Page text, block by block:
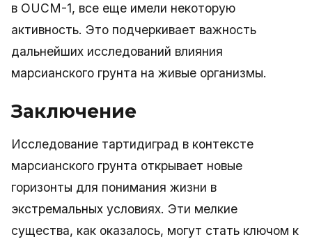
в OUCM-1, все еще имели некоторую
активность. Это подчеркивает важность
дальнейших исследований влияния
марсианского грунта на живые организмы.
Заключение
Исследование тартидиград в контексте
марсианского грунта открывает новые
горизонты для понимания жизни в
экстремальных условиях. Эти мелкие
существа, как оказалось, могут стать ключом к